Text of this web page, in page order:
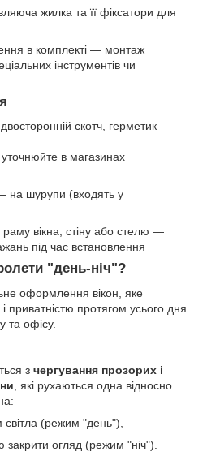
жилка та її фіксатори для
в комплекті — монтаж
інструментів чи
скотч, герметик
в магазинах
на шурупи (входять у
вікна, стіну або стелю —
під час встановлення
"день-ніч"?
оформлення вікон, яке
приватністю протягом усього дня.
та офісу.
з чергування прозорих і
, які рухаються одна відносно
(режим "день"),
закрити огляд (режим "ніч").